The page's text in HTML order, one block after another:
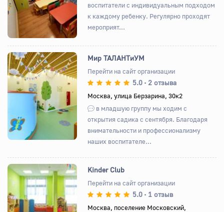
воспитатели с индивидуальным подходом
к каждому ребенку. Регулярно проходят
мероприят...
Назад Вперед
Мир ТАЛАНТиУМ
Перейти на сайт организации
5.0 • 2 отзыва
Москва, улица Берзарина, 30к2
в младшую группу мы ходим с
открытия садика с сентября. Благодаря
внимательности и профессионализму
наших воспитателе...
Назад Вперед
Kinder Club
Перейти на сайт организации
5.0 • 1 отзыв
Москва, поселение Московский,